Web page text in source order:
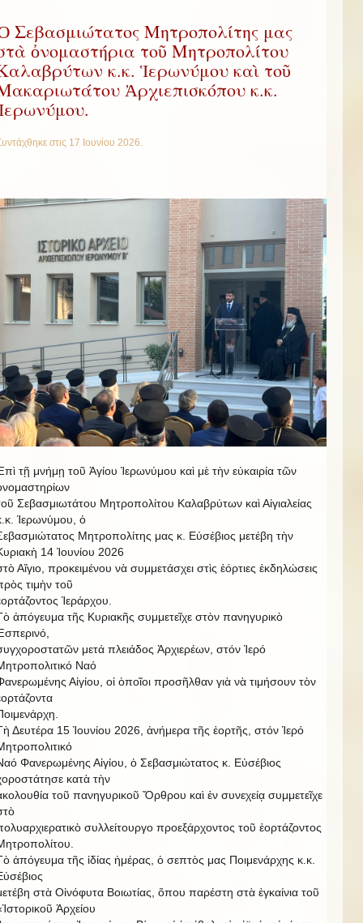
Σεβασμιώτατος Μητροπολίτης μας
ὀνομαστήρια τοῦ Μητροπολίτου
κ.κ. Ἱερωνύμου καὶ τοῦ
Ἀρχιεπισκόπου κ.κ.
στις 17 Ιουνίου 2026.
τῇ μνήμῃ τοῦ Ἁγίου Ἱερωνύμου καὶ μὲ τὴν εὐκαιρία τῶν
Σεβασμιωτάτου Μητροπολίτου Καλαβρύτων καὶ Αἰγιαλείας
Ἱερωνύμου, ὁ
Μητροπολίτης μας κ. Εὐσέβιος μετέβη τὴν
14 Ἰουνίου 2026
Αἴγιο, προκειμένου νὰ συμμετάσχει στὶς ἑόρτιες ἐκδηλώσεις
τιμὴν τοῦ
Ἱεράρχου.
ἀπόγευμα τῆς Κυριακῆς συμμετεῖχε στὸν πανηγυρικὸ
μετά πλειάδος Ἀρχιερέων, στόν Ἱερό
Ναό
Αἰγίου, οἱ ὁποῖοι προσῆλθαν γιὰ νὰ τιμήσουν τὸν
Δευτέρα 15 Ἰουνίου 2026, ἀνήμερα τῆς ἑορτῆς, στόν Ἱερό
Φανερωμένης Αἰγίου, ὁ Σεβασμιώτατος κ. Εὐσέβιος
κατὰ τὴν
τοῦ πανηγυρικοῦ Ὄρθρου καὶ ἐν συνεχείᾳ συμμετεῖχε
συλλείτουργο προεξάρχοντος τοῦ ἑορτάζοντος
ἀπόγευμα τῆς ἰδίας ἡμέρας, ὁ σεπτὸς μας Ποιμενάρχης κ.κ.
στὰ Οἰνόφυτα Βοιωτίας, ὅπου παρέστη στὰ ἐγκαίνια τοῦ
Ἀρχείου